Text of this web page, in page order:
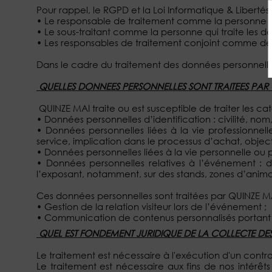
Pour rappel, le RGPD et la Loi Informatique & Libertés
• Le responsable de traitement comme la personne
• Le sous-traitant comme la personne qui traite les
• Les responsables de traitement conjoint comme
Dans le cadre du traitement des données
QUELLES DONNEES PERSONNELLES SONT TRAITEES
QUINZE MAI traite ou est susceptible de traiter les
• Données personnelles d’identification : civilité,
• Données personnelles liées à la vie
service, implication dans le processus d’achat,
• Données personnelles liées à la vie personnelle ou
• Données personnelles relatives à l’événement
l’exposant, notamment, sur des stands, zones
Ces données personnelles sont traitées par QUINZE
• Gestion de la relation visiteur lors de l’événement ;
• Communication de contenus personnalisés
QUEL EST FONDEMENT JURIDIQUE DE LA COLLECTE
Le traitement est nécessaire à l'exécution d'un
Le traitement est nécessaire aux fins de nos